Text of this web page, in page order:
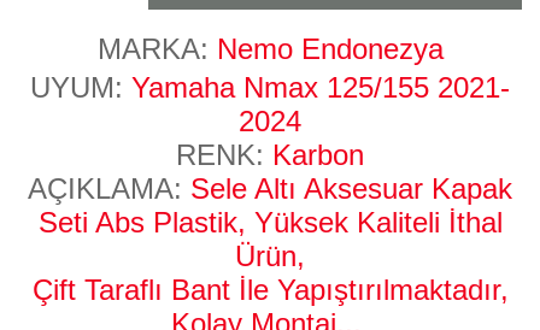
MARKA: Nemo Endonezya
UYUM: Yamaha Nmax 125/155 2021-
2024
RENK: Karbon
AÇIKLAMA: Sele Altı Aksesuar Kapak
Seti Abs Plastik, Yüksek Kaliteli İthal
Ürün,
Çift Taraflı Bant İle Yapıştırılmaktadır,
Kolay Montaj...